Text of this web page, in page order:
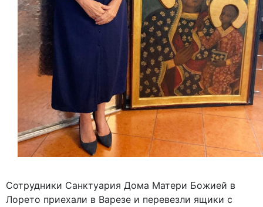
Сотрудники Санктуария Дома Матери Божией в
Лорето приехали в Варезе и перевезли ящики с